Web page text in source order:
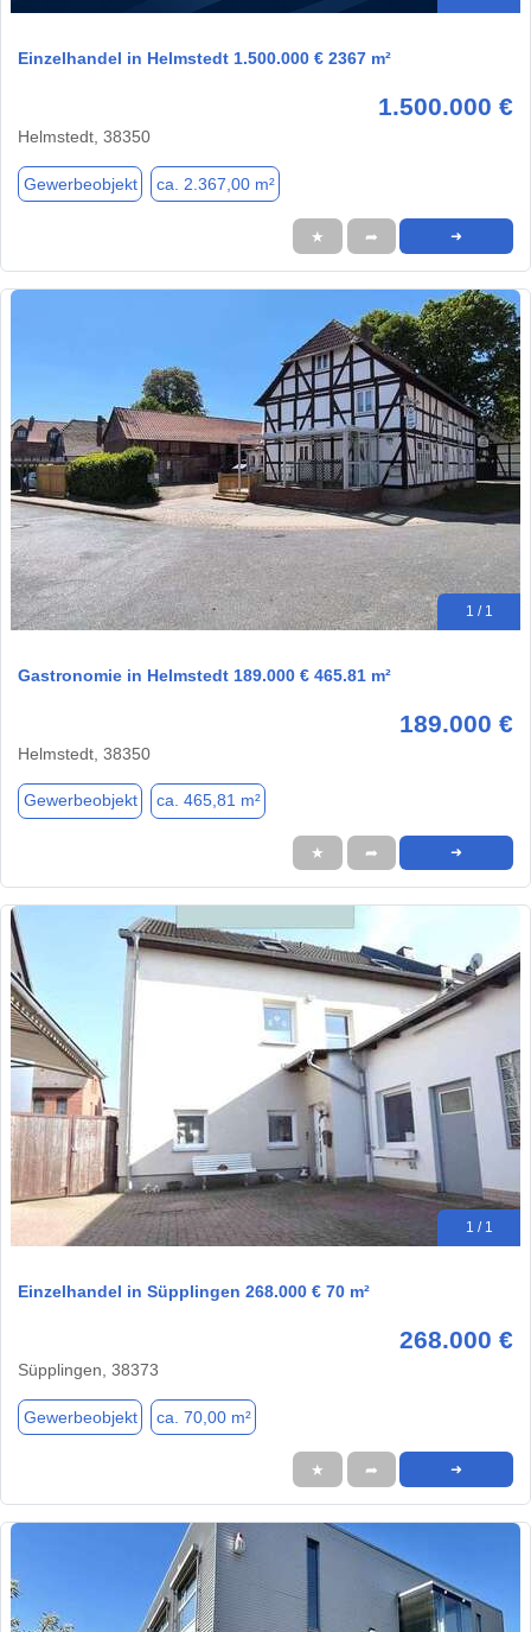
Einzelhandel in Helmstedt 1.500.000 € 2367 m²
1.500.000 €
Helmstedt, 38350
Gewerbeobjekt ca. 2.367,00 m²
★ ➦ ➜
1 / 1
Gastronomie in Helmstedt 189.000 € 465.81 m²
189.000 €
Helmstedt, 38350
Gewerbeobjekt ca. 465,81 m²
★ ➦ ➜
1 / 1
Einzelhandel in Süpplingen 268.000 € 70 m²
268.000 €
Süpplingen, 38373
Gewerbeobjekt ca. 70,00 m²
★ ➦ ➜